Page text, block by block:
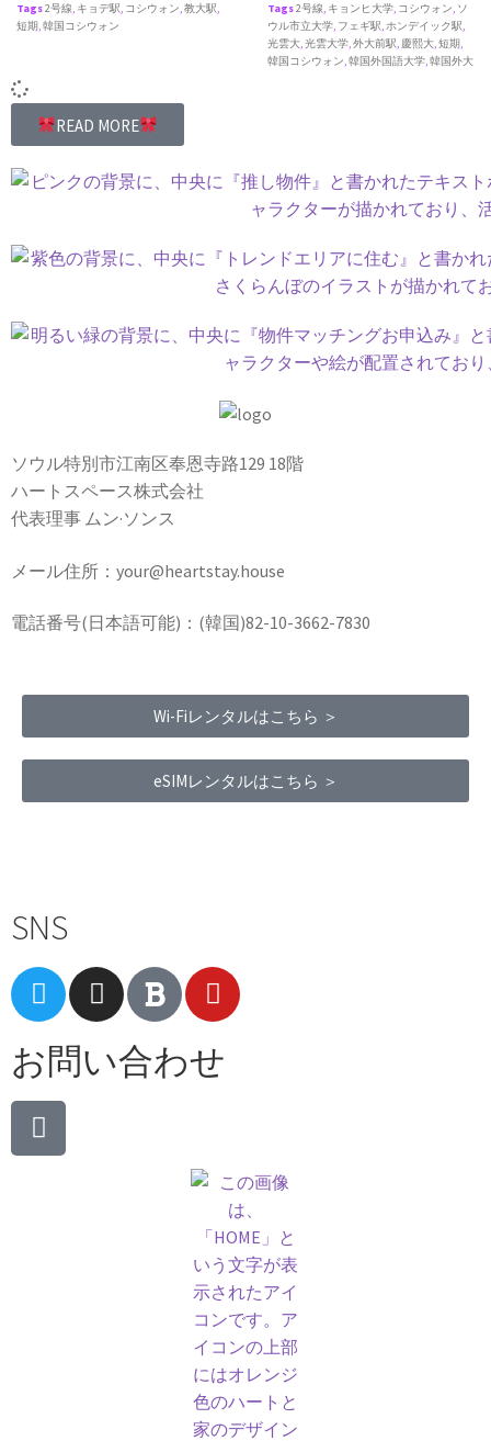
Tags2号線, キョデ駅, コシウォン,教大駅,
短期,韓国コシウォン
Tags2号線, キョンヒ大学, コシウォン, ソ
ウル市立大学, フェギ駅,ホンデイック駅,
光雲大,光雲大学,外大前駅, 慶熙大,短期,
韓国コシウォン,韓国外国語大学,韓国外大
READ MORE
ソウル特別市江南区奉恩寺路129 18階
ハートスペース株式会社
代表理事 ムン·ソンス
メール住所：your@heartstay.house
電話番号(日本語可能)：(韓国)82-10-3662-7830
Wi-Fiレンタルはこちら ＞
eSIMレンタルはこちら ＞
SNS
お問い合わせ